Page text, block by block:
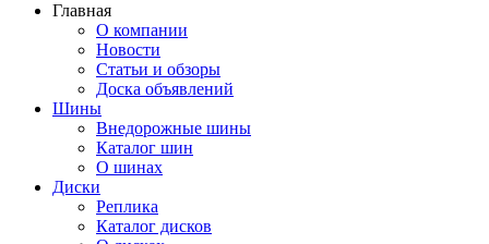
Главная
О компании
Новости
Статьи и обзоры
Доска объявлений
Шины
Внедорожные шины
Каталог шин
О шинах
Диски
Реплика
Каталог дисков